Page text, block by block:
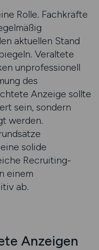
Rolle. Fachkräfte
aktuellen Stand
Veraltete
unprofessionell
des
Anzeige sollte
sein, sondern
werden.
solide
Recruiting-
einem
ab.
Anzeigen